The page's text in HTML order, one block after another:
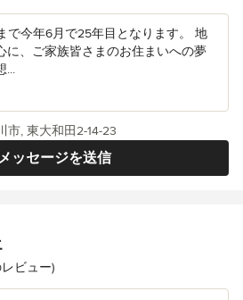
で今年6月で25年目となります。 地
に、ご家族皆さまのお住まいへの夢
...
ッセージを送信
市, 東大和田2-14-23
レビュー)